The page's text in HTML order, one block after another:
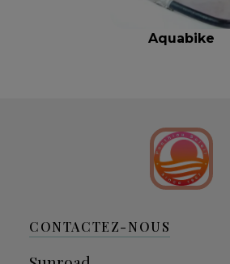
Aquabike
CONTACTEZ-NOUS